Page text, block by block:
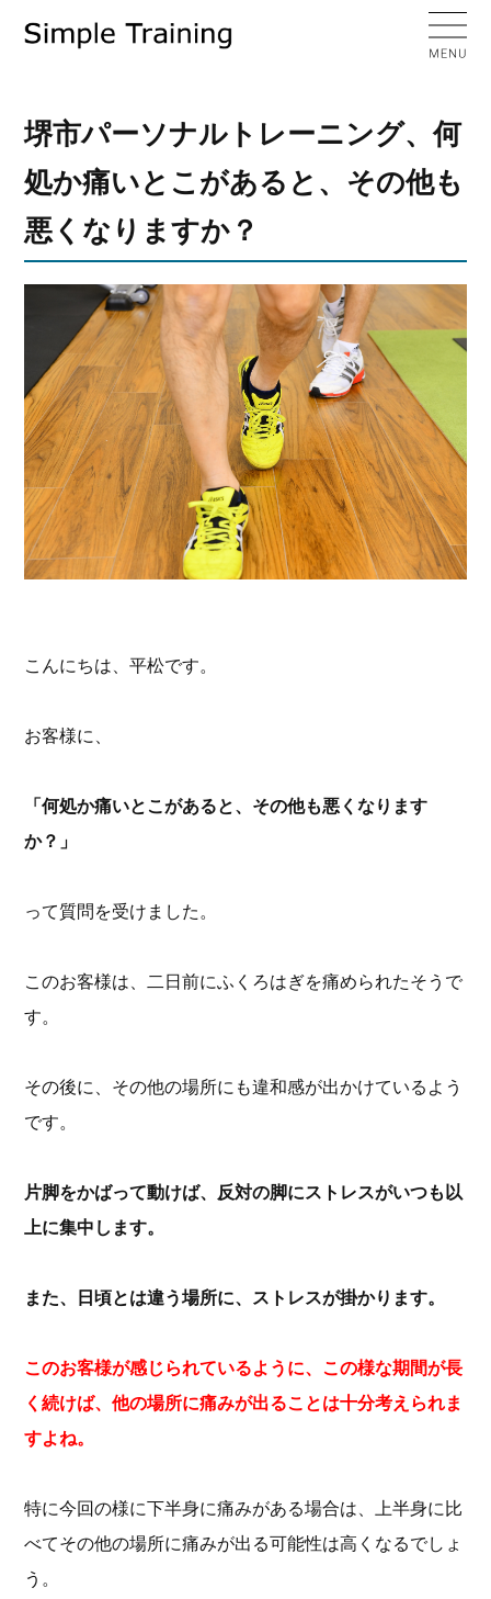
堺市パーソナルトレーニング、何
処か痛いとこがあると、その他も
悪くなりますか？
こんにちは、平松です。
お客様に、
「何処か痛いとこがあると、その他も悪くなります
か？」
って質問を受けました。
このお客様は、二日前にふくろはぎを痛められたそうで
す。
その後に、その他の場所にも違和感が出かけているよう
です。
片脚をかばって動けば、反対の脚にストレスがいつも以
上に集中します。
また、日頃とは違う場所に、ストレスが掛かります。
このお客様が感じられているように、この様な期間が長
く続けば、他の場所に痛みが出ることは十分考えられま
すよね。
特に今回の様に下半身に痛みがある場合は、上半身に比
べてその他の場所に痛みが出る可能性は高くなるでしょ
う。